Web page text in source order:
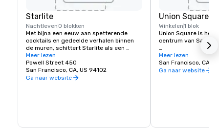
Starlite
Nachtleven 0 blokken
Met bijna een eeuw aan spetterende
cocktails en gedeelde verhalen binnen
de muren, schittert Starlite als een
historisch en gerespecteerd
etablissement in San Francisco. Gelegen
op de bovenste verdieping van Beacon
Grand.
Meer lezen
Powell Street 450
San Francisco, CA, US 94102
Ga naar website
Union Square
Winkelen1 blok
Union Square is het
centrum van San
Het beschikt over
luxe, warenhuizen
stad, waardoor het
Meer lezen
San Francisco, CA,
Ga naar website